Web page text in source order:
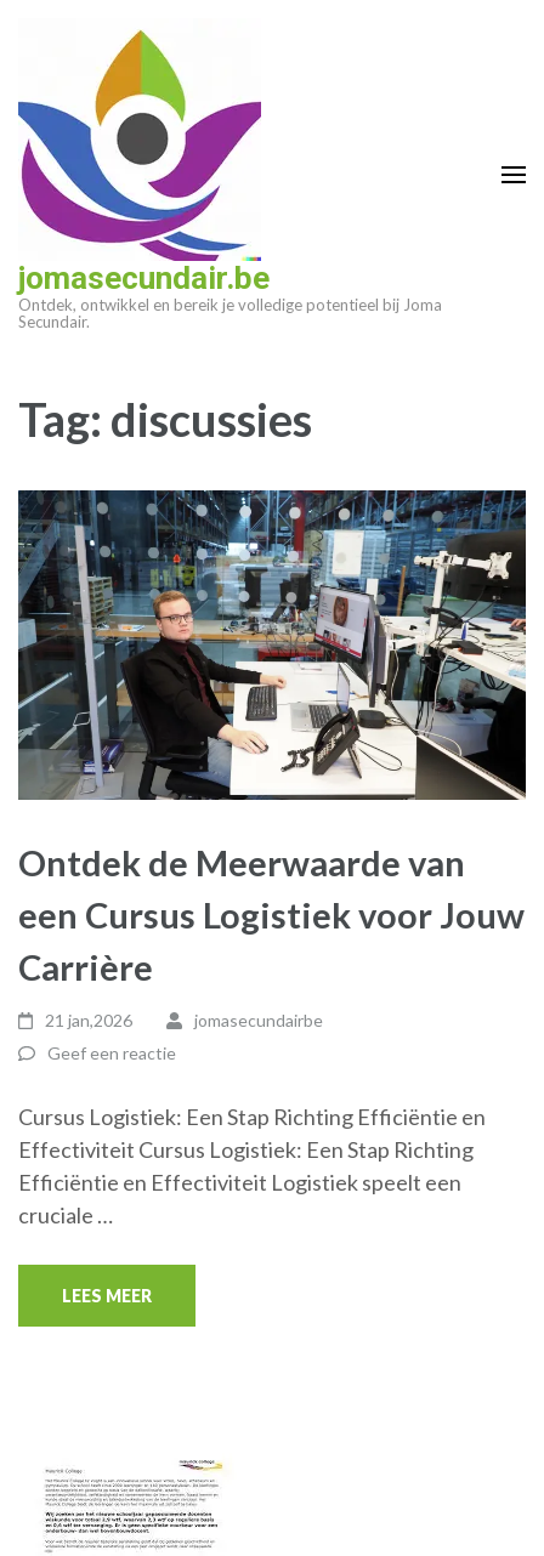
(druk
enter)
jomasecundair.be
Ontdek, ontwikkel en bereik je volledige potentieel bij Joma
Secundair.
Tag: discussies
Ontdek de Meerwaarde van
een Cursus Logistiek voor Jouw
Carrière
21 jan,2026
jomasecundairbe
Geef een reactie
Cursus Logistiek: Een Stap Richting Efficiëntie en
Effectiviteit Cursus Logistiek: Een Stap Richting
Efficiëntie en Effectiviteit Logistiek speelt een
cruciale …
LEES MEER